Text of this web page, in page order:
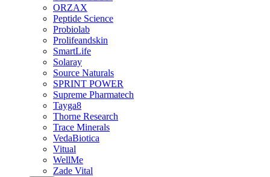
ORZAX
Peptide Science
Probiolab
Prolifeandskin
SmartLife
Solaray
Source Naturals
SPRINT POWER
Supreme Pharmatech
Tayga8
Thorne Research
Trace Minerals
VedaBiotica
Vitual
WellMe
Zade Vital